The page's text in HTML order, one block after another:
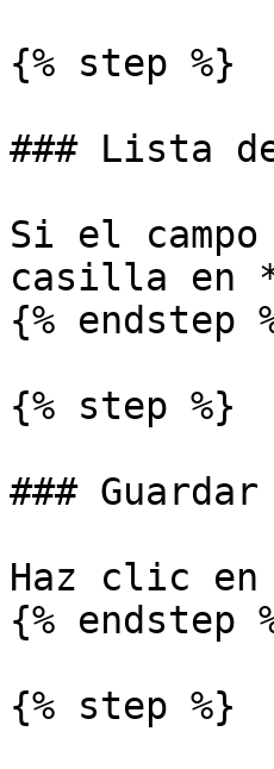
{% step %}
### Lista
Si el
casilla en
{% endstep
{% step %}
###
Haz clic
{% endstep
{% step %}